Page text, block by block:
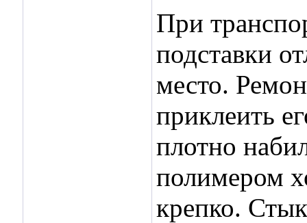
При
подставки
место.
приклеить
плотно
полимером
крепко.